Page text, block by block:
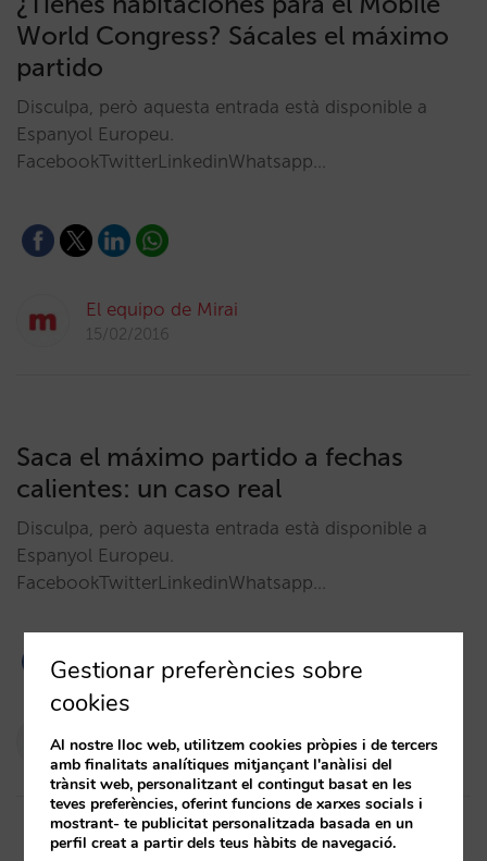
World Congress? Sácales el máximo
partido
Disculpa, però aquesta entrada està disponible a
Espanyol Europeu.
FacebookTwitterLinkedinWhatsapp…
El equipo de Mirai
15/02/2016
Saca el máximo partido a fechas
calientes: un caso real
Disculpa, però aquesta entrada està disponible a
Espanyol Europeu.
FacebookTwitterLinkedinWhatsapp…
10/02/2016
Gestionar preferències sobre
cookies
Al nostre lloc web, utilitzem cookies pròpies i de tercers
amb finalitats analítiques mitjançant l'anàlisi del
trànsit web, personalitzant el contingut basat en les
teves preferències, oferint funcions de xarxes socials i
mostrant- te publicitat personalitzada basada en un
perfil creat a partir dels teus hàbits de navegació.